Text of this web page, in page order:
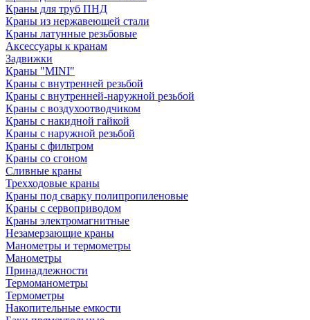
Краны для труб ПНД
Краны из нержавеющей стали
Краны латунные резьбовые
Аксессуары к кранам
Задвижки
Краны "MINI"
Краны с внутренней резьбой
Краны с внутренней-наружной резьбой
Краны с воздухоотводчиком
Краны с накидной гайкой
Краны с наружной резьбой
Краны с фильтром
Краны со сгоном
Сливные краны
Трехходовые краны
Краны под сварку полипропиленовые
Краны с сервоприводом
Краны электромагнитные
Незамерзающие краны
Манометры и термометры
Манометры
Принадлежности
Термоманометры
Термометры
Накопительные емкости